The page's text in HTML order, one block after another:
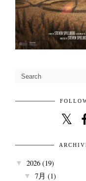
▼ 2026 (19)
▼ 7月 (1)